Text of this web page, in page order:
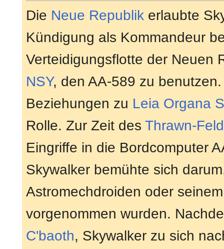
Die Neue Republik erlaubte
Kündigung als Kommandeur
Verteidigungsflotte der Neuen
NSY, den AA-589 zu
Beziehungen zu Leia Organa
Rolle. Zur Zeit des Thrawn-
Eingriffe in die Bordcomputer
Skywalker bemühte sich
Astromechdroiden oder
vorgenommen wurden.
C'baoth, Skywalker zu sich